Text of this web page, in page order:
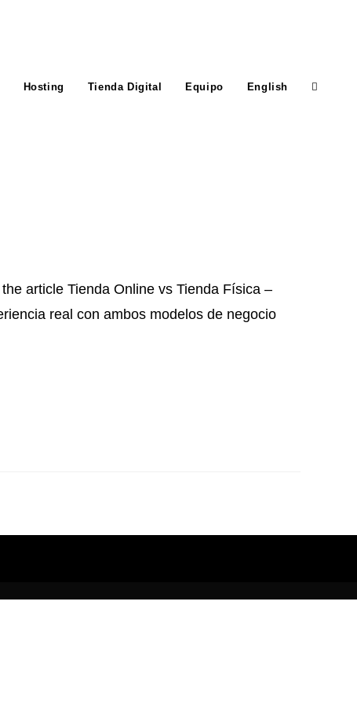
Hosting Tienda Digital Equipo English Toggle